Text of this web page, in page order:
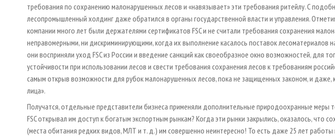
требования по сохранению малонарушенных лесов и «навязывает» эти требования ритейлу. С
лесопромышленный холдинг даже обратился в органы государственной власти и управления.
компании много лет были держателями сертификатов FSC и не считали требования сохранения
неправомерными, ни дискриминирующими, когда их выполнение касалось поставок лесоматериалов
они восприняли уход FSC из России и введение санкций как своеобразное окно возможностей, для
устойчивости при использовании лесов и свести требования сохранения лесов к требованиям
самым открыв возможности для рубок малонарушенных лесов, пока не защищенных законом, и даже,
лица».
Получатся, отдельные представители бизнеса применяли дополнительные природоохранные меры
FSC открывал им доступ к богатым экспортным рынкам? Когда эти рынки закрылись, оказалось, что
(места обитания редких видов, МЛТ и т. д.) им совершенно неинтересно! То есть даже 25 лет работы